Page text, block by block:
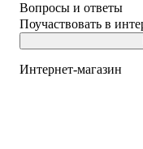
Вопросы и ответы
Поучаствовать в
Интернет-магазин